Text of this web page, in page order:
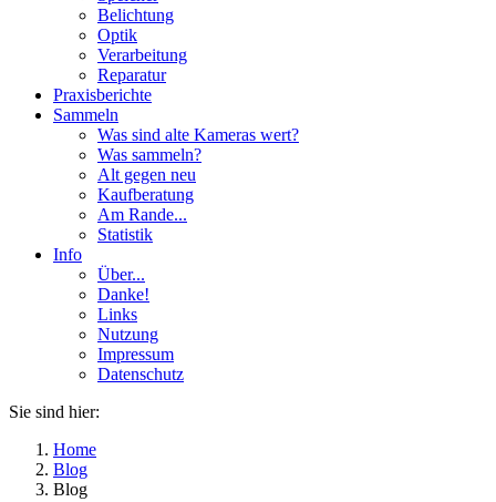
Belichtung
Optik
Verarbeitung
Reparatur
Praxisberichte
Sammeln
Was sind alte Kameras wert?
Was sammeln?
Alt gegen neu
Kaufberatung
Am Rande...
Statistik
Info
Über...
Danke!
Links
Nutzung
Impressum
Datenschutz
Sie sind hier:
Home
Blog
Blog